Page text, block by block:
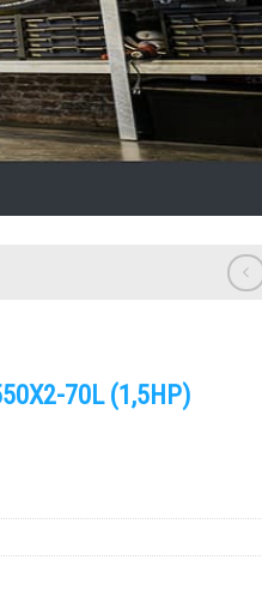
70L (1,5HP)